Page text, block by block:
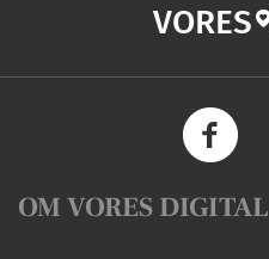
VORES
OM VORES DIGITAL